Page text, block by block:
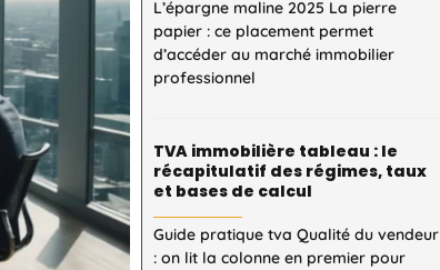
L’épargne maline 2025 La pierre
papier : ce placement permet
d’accéder au marché immobilier
professionnel
TVA immobilière tableau : le
récapitulatif des régimes, taux
et bases de calcul
Guide pratique tva Qualité du vendeur
: on lit la colonne en premier pour